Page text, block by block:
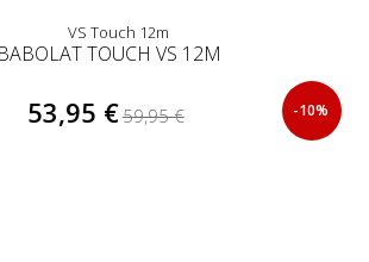
BABOLAT TOUCH VS 12M
53,95 €59,95 € -10%